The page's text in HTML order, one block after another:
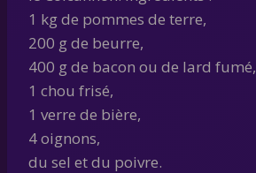
1 kg de pommes de terre,
200 g de beurre,
400 g de bacon ou de lard fumé,
1 chou frisé,
1 verre de bière,
4 oignons,
du sel et du poivre.